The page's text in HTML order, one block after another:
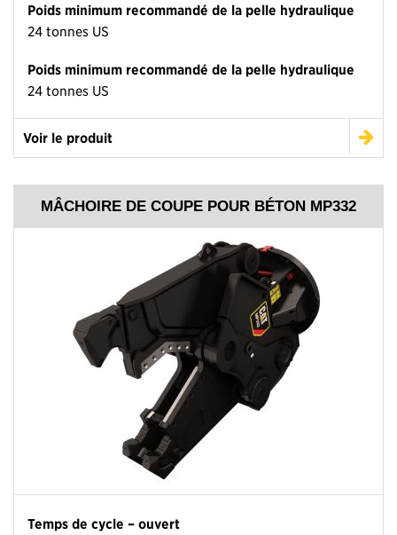
Poids minimum recommandé de la pelle hydraulique
24 tonnes US
Poids minimum recommandé de la pelle hydraulique
24 tonnes US
Voir le produit
MÂCHOIRE DE COUPE POUR BÉTON MP332
Temps de cycle – ouvert